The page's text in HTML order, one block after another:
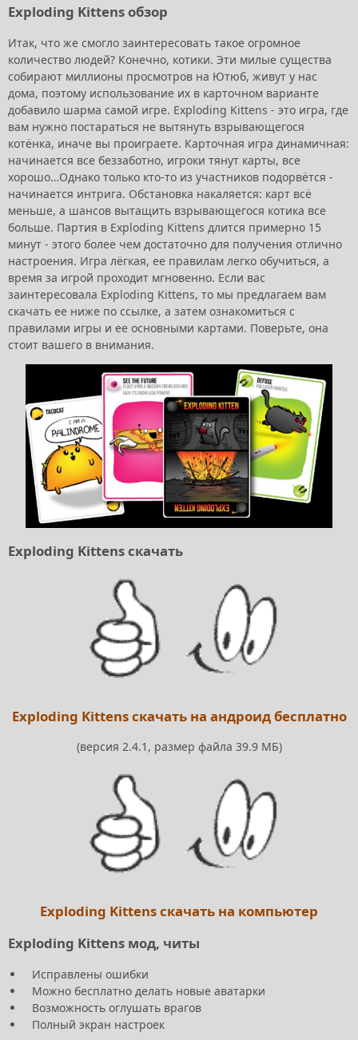
Exploding Kittens обзор
Итак, что же смогло заинтересовать такое огромное
количество людей? Конечно, котики. Эти милые существа
собирают миллионы просмотров на Ютюб, живут у нас
дома, поэтому использование их в карточном варианте
добавило шарма самой игре. Exploding Kittens - это игра, где
вам нужно постараться не вытянуть взрывающегося
котёнка, иначе вы проиграете. Карточная игра динамичная:
начинается все беззаботно, игроки тянут карты, все
хорошо…Однако только кто-то из участников подорвётся -
начинается интрига. Обстановка накаляется: карт всё
меньше, а шансов вытащить взрывающегося котика все
больше. Партия в Exploding Kittens длится примерно 15
минут - этого более чем достаточно для получения отлично
настроения. Игра лёгкая, ее правилам легко обучиться, а
время за игрой проходит мгновенно. Если вас
заинтересовала Exploding Kittens, то мы предлагаем вам
скачать ее ниже по ссылке, а затем ознакомиться с
правилами игры и ее основными картами. Поверьте, она
стоит вашего в внимания.
Exploding Kittens скачать
Exploding Kittens скачать на андроид бесплатно
(версия 2.4.1, размер файла 39.9 МБ)
Exploding Kittens скачать на компьютер
Exploding Kittens мод, читы
Исправлены ошибки
Можно бесплатно делать новые аватарки
Возможность оглушать врагов
Полный экран настроек